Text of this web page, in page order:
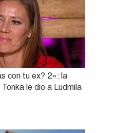
con tu ex? 2»: la
le dio a Ludmila